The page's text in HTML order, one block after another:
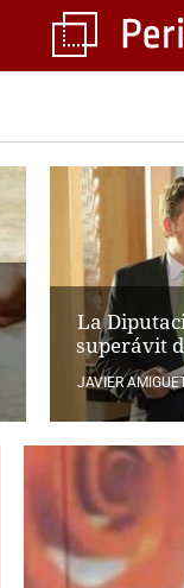
La
superávit
JAVIER